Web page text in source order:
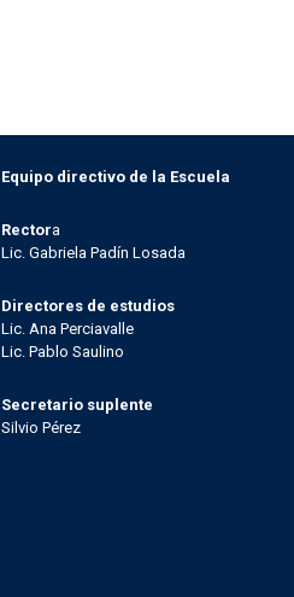
Equipo directivo de la Escuela
Rectora
Lic. Gabriela Padín Losada
Directores de estudios
Lic. Ana Perciavalle
Lic. Pablo Saulino
Secretario suplente
Silvio Pérez